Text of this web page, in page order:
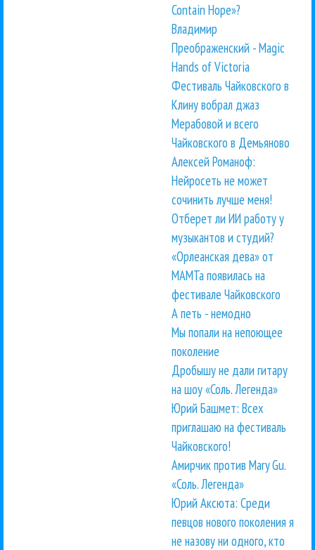
Contain Hope»?
Владимир
Преображенский - Magic
Hands of Victoria
Фестиваль Чайковского в
Клину вобрал джаз
Мерабовой и всего
Чайковского в Демьяново
Алексей Романоф:
Нейросеть не может
сочинить лучше меня!
Отберет ли ИИ работу у
музыкантов и студий?
«Орлеанская дева» от
МАМТа появилась на
фестивале Чайковского
А петь - немодно
Мы попали на непоющее
поколение
Дробышу не дали гитару
на шоу «Соль. Легенда»
Юрий Башмет: Всех
приглашаю на фестиваль
Чайковского!
Амирчик против Mary Gu.
«Соль. Легенда»
Юрий Аксюта: Среди
певцов нового поколения я
не назову ни одного, кто